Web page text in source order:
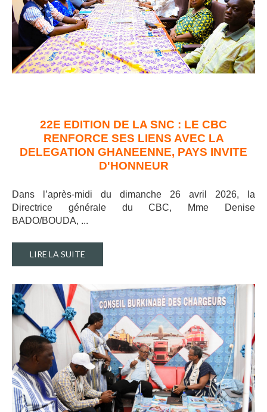
22E EDITION DE LA SNC : LE CBC
RENFORCE SES LIENS AVEC LA
DELEGATION GHANEENNE, PAYS INVITE
D'HONNEUR
Dans l’après-midi du dimanche 26 avril 2026, la
Directrice générale du CBC, Mme Denise
BADO/BOUDA, ...
LIRE LA SUITE